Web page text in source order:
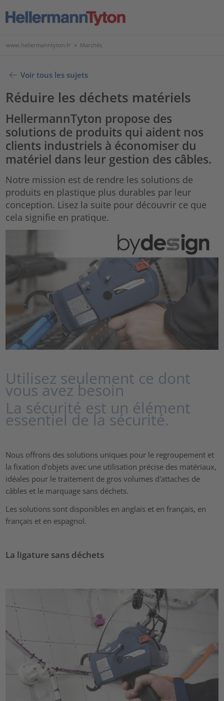
www.hellermanntyton.fr > Marchés
Voir tous les sujets
Réduire les déchets matériels
HellermannTyton propose des
solutions de produits qui aident nos
clients industriels à économiser du
matériel dans leur gestion des câbles.
Notre mission est de rendre les solutions de
produits en plastique plus durables par leur
conception. Lisez la suite pour découvrir ce que
cela signifie en pratique.
Utilisez seulement ce dont
vous avez besoin
La sécurité est un élément
essentiel de la sécurité.
Nous offrons des solutions uniques pour le regroupement et
la fixation d'objets avec une utilisation précise des matériaux,
idéales pour le traitement de gros volumes d'attaches de
câbles et le marquage sans déchets.
Les solutions sont disponibles en anglais et en français, en
français et en espagnol.
La ligature sans déchets